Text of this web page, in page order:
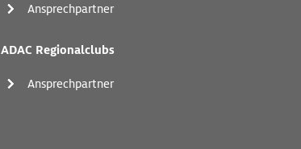
Ansprechpartner
ADAC Regionalclubs
Ansprechpartner